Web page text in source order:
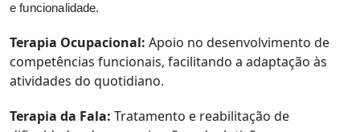
e funcionalidade.
Terapia Ocupacional: Apoio no desenvolvimento de
competências funcionais, facilitando a adaptação às
atividades do quotidiano.
Terapia da Fala: Tratamento e reabilitação de